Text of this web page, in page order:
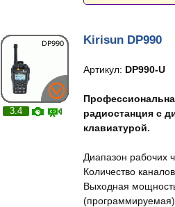
3.4
Kirisun DP990
Артикул: DP990-U
радиостанция с
клавиатурой.
Диапазон рабочих
Количество
Выходная
(программируемая).